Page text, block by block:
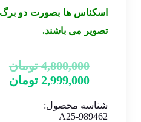
اسکناس ها بصورت دو
تصویر می باشند.
4,800,000 تومان
2,999,000 تومان
شناسه محصول:
A25-989462